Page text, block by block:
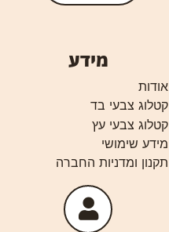
מידע
אודות
קטלוג צבעי בד
קטלוג צבעי עץ
מידע שימושי
תקנון ומדניות החברה